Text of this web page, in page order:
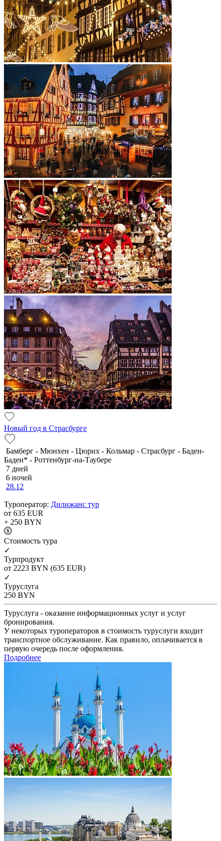
Новый год в Страсбурге
Бамберг - Мюнхен - Цюрих - Кольмар - Страсбург - Баден-
Баден* - Роттенбург-на-Таубере
7 дней
6 ночей
28.12
Туроператор: Дилижанс тур
от 635 EUR
+ 250 BYN
Cтоимость тура
✓
Турпродукт
от 2223 BYN (635 EUR)
✓
Туруслуга
250 BYN
Туруслуга - оказание информационных услуг и услуг
бронирования.
У некоторых туроператоров в стоимость туруслуги входит
транспортное обслуживание. Как правило, оплачивается в
первую очередь после оформления.
Подробнее